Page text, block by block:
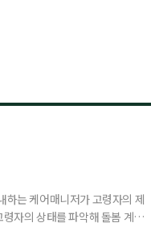
하는 케어매니저가 고령자의 제
자의 상태를 파악해 돌봄 계획